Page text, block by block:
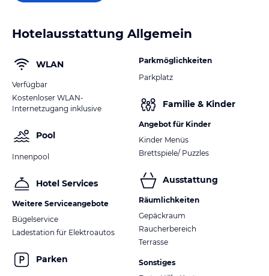
Hotelausstattung Allgemein
WLAN
Verfügbar
Kostenloser WLAN-
Internetzugang inklusive
Pool
Innenpool
Hotel Services
Weitere Serviceangebote
Bügelservice
Ladestation für Elektroautos
Parken
Parkmöglichkeiten
Parkplatz
Familie & Kinder
Angebot für Kinder
Kinder Menüs
Brettspiele/ Puzzles
Ausstattung
Räumlichkeiten
Gepäckraum
Raucherbereich
Terrasse
Sonstiges